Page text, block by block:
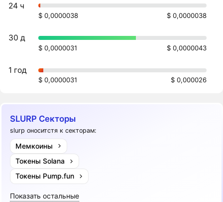
24 ч
$ 0,0000038 $ 0,0000038
30 д
$ 0,0000031 $ 0,0000043
1 год
$ 0,0000031 $ 0,000026
SLURP Секторы
slurp оноситстя к секторам:
Мемкоины
Токены Solana
Токены Pump.fun
Показать остальные